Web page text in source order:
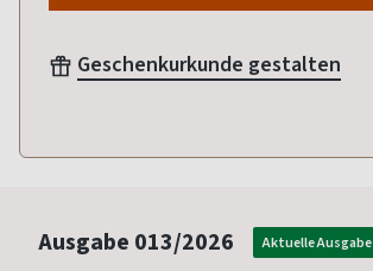
Geschenkurkunde gestalten
Ausgabe 013/2026 Aktuelle Ausgabe